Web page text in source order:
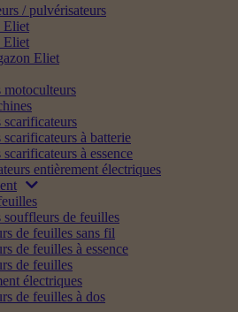
/ pulvérisateurs
Eliet
Eliet
Eliet
motoculteurs
scarificateurs
scarificateurs à batterie
scarificateurs à essence
entièrement électriques
souffleurs de feuilles
de feuilles sans fil
de feuilles à essence
de feuilles
électriques
de feuilles à dos